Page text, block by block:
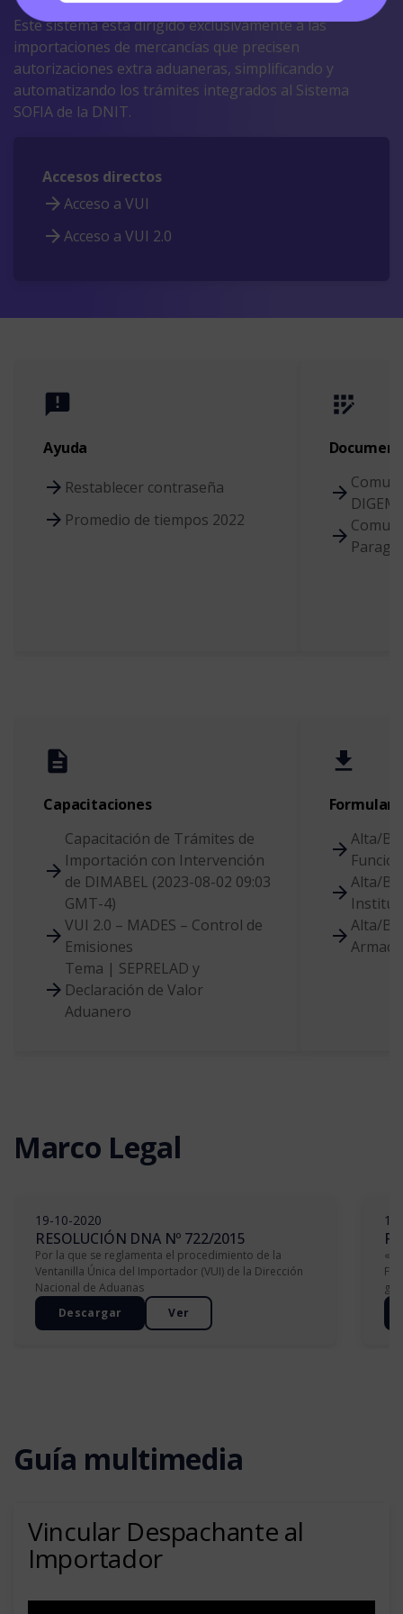
Este sistema está dirigido exclusivamente a las
importaciones de mercancías que precisen
autorizaciones extra aduaneras, simplificando y
automatizando los trámites integrados al Sistema
SOFIA de la DNIT.
Accesos directos
Acceso a VUI
Acceso a VUI 2.0
announcement
Ayuda
Restablecer contraseña
Promedio de tiempos 2022
app_registration
description
Capacitaciones
Capacitación de Trámites de
Importación con Intervención
de DIMABEL (2023-08-02 09:03
GMT-4)
VUI 2.0 – MADES – Control de
Emisiones
Tema | SEPRELAD y
Declaración de Valor
Aduanero
get_app
Alta/
Alta/
Alta/
Marco Legal
19-10-2020
RESOLUCIÓN DNA Nº 722/2015
Por la que se reglamenta el procedimiento de la
Ventanilla Única del Importador (VUI) de la Dirección
Nacional de Aduanas
Descargar
Ver
Guía multimedia
Vincular Despachante al
Importador